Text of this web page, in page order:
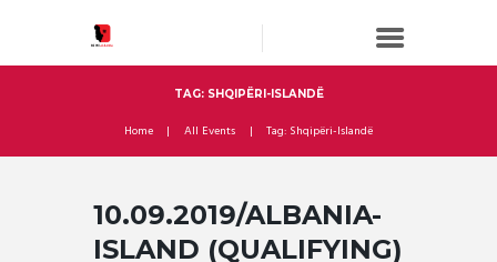
TAG: SHQIPËRI-ISLANDË
Home All Events Tag: Shqipëri-Islandë
10.09.2019/ALBANIA-
ISLAND (QUALIFYING)